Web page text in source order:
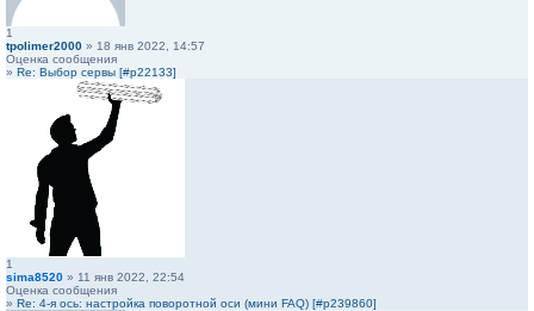
1
tpolimer2000 » 18 янв 2022, 14:57
Оценка сообщения
» Re: Выбор сервы [#p22133]
1
sima8520 » 11 янв 2022, 22:54
Оценка сообщения
» Re: 4-я ось: настройка поворотной оси (мини FAQ) [#p239860]